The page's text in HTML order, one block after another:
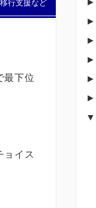
最下位
イス